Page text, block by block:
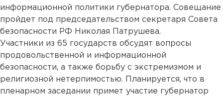
информационной политики губернатора. Совещание
пройдет под председательством секретаря Совета
безопасности РФ Николая Патрушева.
Участники из 65 государств обсудят вопросы
продовольственной и информационной
безопасности, а также борьбу с экстремизмом и
религиозной нетерпимостью. Планируется, что в
пленарном заседании примет участие губернатор